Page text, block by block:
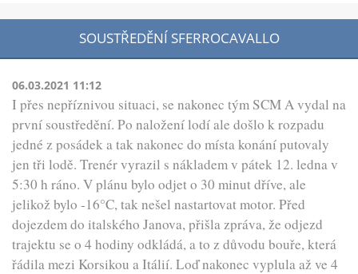
SOUSTŘEDĚNÍ SFERROCAVALLO
06.03.2021 11:12
I přes nepříznivou situaci, se nakonec tým SCM A vydal na
první soustředění. Po naložení lodí ale došlo k rozpadu
jedné z posádek a tak nakonec do místa konání putovaly
jen tři lodě. Trenér vyrazil s nákladem v pátek 12. ledna v
5:30 h ráno. V plánu bylo odjet o 30 minut dříve, ale
jelikož bylo -16°C, tak nešel nastartovat motor. Před
dojezdem do italského Janova, přišla zpráva, že odjezd
trajektu se o 4 hodiny odkládá, a to z důvodu bouře, která
řádila mezi Korsikou a Itálií. Loď nakonec vyplula až ve 4